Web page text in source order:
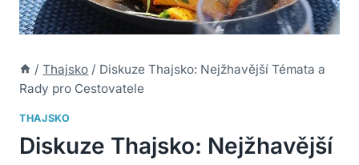
/ Thajsko / Diskuze Thajsko: Nejžhavější Témata a
Rady pro Cestovatele
THAJSKO
Diskuze Thajsko: Nejžhavější